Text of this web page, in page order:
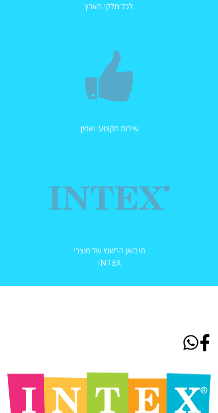
לכל חלקי הארץ
שירות מקצועי ואמין
היבואן הרשמי של מוצרי
INTEX